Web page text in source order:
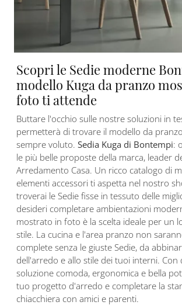
Scopri le Sedie moderne
modello Kuga da pranzo
foto ti attende
Buttare l'occhio sulle nostre soluzioni in
permetterà di trovare il modello da
sempre voluto. Sedia Kuga di Bontempi:
le più belle proposte della marca, leader
Arredamento Casa. Un ricco catalogo di
elementi accessori ti aspetta nel nostro
troverai le Sedie fisse in tessuto delle
desideri completare ambientazioni
mostrato in foto è la scelta ideale per un
stile. La cucina e l'area pranzo non
complete senza le giuste Sedie, da
dell'arredo e allo stile dei tuoi interni. Con
soluzione comoda, ergonomica e bella
tuo progetto d'arredo e completare la
chiacchiera con amici e parenti.